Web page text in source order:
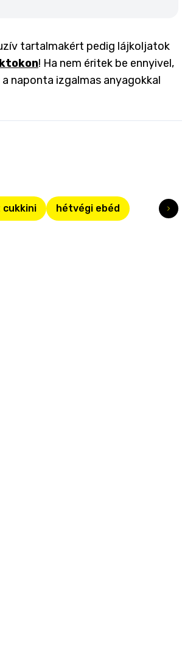
tartalmakért pedig lájkoljatok
! Ha nem éritek be ennyivel,
naponta izgalmas anyagokkal
hétvégi ebéd